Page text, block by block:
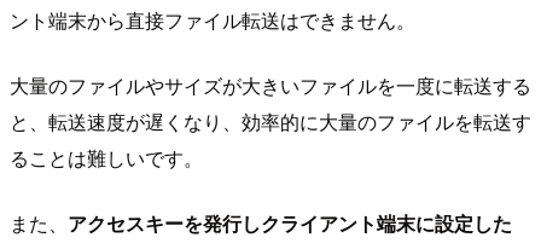
ント端末から直接ファイル転送はできません。
大量のファイルやサイズが大きいファイルを一度に転送する
と、転送速度が遅くなり、効率的に大量のファイルを転送す
ることは難しいです。
また、 アクセスキーを発行しクライアント端末に設定した